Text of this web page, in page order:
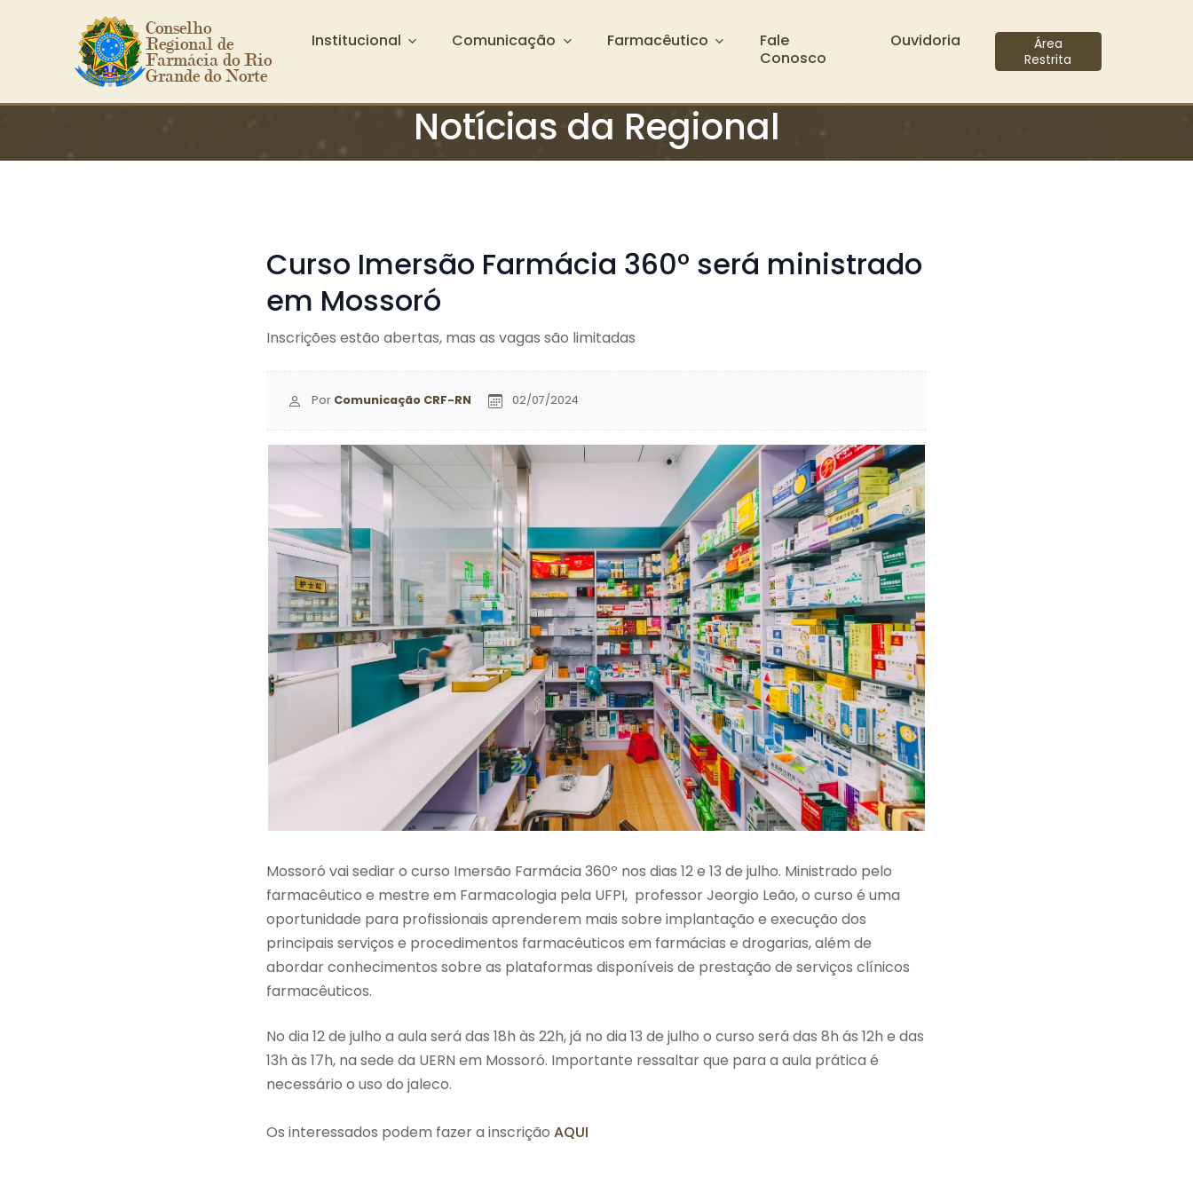
Ir para o conteúdo principal
Conselho
Regional de
Farmácia do Rio
Grande do Norte
Institucional Comunicação Farmacêutico
Fale
Conosco
Ouvidoria
Área
Restrita
Notícias da Regional
Curso Imersão Farmácia 360º será ministrado
em Mossoró
Inscrições estão abertas, mas as vagas são limitadas
Por Comunicação CRF-RN 02/07/2024
Mossoró vai sediar o curso Imersão Farmácia 360º nos dias 12 e 13 de julho. Ministrado pelo
farmacêutico e mestre em Farmacologia pela UFPI, professor Jeorgio Leão, o curso é uma
oportunidade para profissionais aprenderem mais sobre implantação e execução dos
principais serviços e procedimentos farmacêuticos em farmácias e drogarias, além de
abordar conhecimentos sobre as plataformas disponíveis de prestação de serviços clínicos
farmacêuticos.
No dia 12 de julho a aula será das 18h às 22h, já no dia 13 de julho o curso será das 8h ás 12h e das
13h às 17h, na sede da UERN em Mossoró. Importante ressaltar que para a aula prática é
necessário o uso do jaleco.
Os interessados podem fazer a inscrição AQUI